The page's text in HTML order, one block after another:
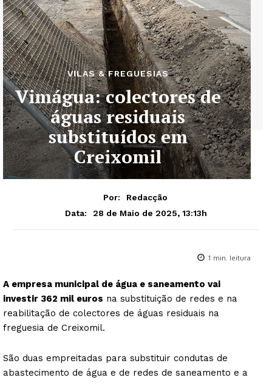
VILAS & FREGUESIAS
Vimágua: colectores de
águas residuais
substituídos em
Creixomil
Por:
Redacção
Data:
28 de Maio de 2025, 13:13h
1 min. leitura
A empresa municipal de água e saneamento vai
investir 362 mil euros na substituição de redes e na
reabilitação de colectores de águas residuais na
freguesia de Creixomil.
São duas empreitadas para substituir condutas de
abastecimento de água e de redes de saneamento e a